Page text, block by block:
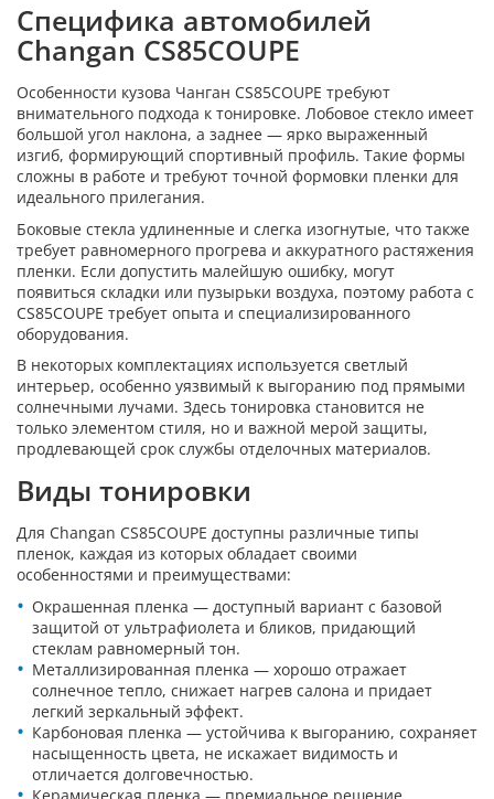
Специфика автомобилей
Changan CS85COUPE
Особенности кузова Чанган CS85COUPE требуют
внимательного подхода к тонировке. Лобовое стекло имеет
большой угол наклона, а заднее — ярко выраженный
изгиб, формирующий спортивный профиль. Такие формы
сложны в работе и требуют точной формовки пленки для
идеального прилегания.
Боковые стекла удлиненные и слегка изогнутые, что также
требует равномерного прогрева и аккуратного растяжения
пленки. Если допустить малейшую ошибку, могут
появиться складки или пузырьки воздуха, поэтому работа с
CS85COUPE требует опыта и специализированного
оборудования.
В некоторых комплектациях используется светлый
интерьер, особенно уязвимый к выгоранию под прямыми
солнечными лучами. Здесь тонировка становится не
только элементом стиля, но и важной мерой защиты,
продлевающей срок службы отделочных материалов.
Виды тонировки
Для Changan CS85COUPE доступны различные типы
пленок, каждая из которых обладает своими
особенностями и преимуществами:
Окрашенная пленка — доступный вариант с базовой
защитой от ультрафиолета и бликов, придающий
стеклам равномерный тон.
Металлизированная пленка — хорошо отражает
солнечное тепло, снижает нагрев салона и придает
легкий зеркальный эффект.
Карбоновая пленка — устойчива к выгоранию, сохраняет
насыщенность цвета, не искажает видимость и
отличается долговечностью.